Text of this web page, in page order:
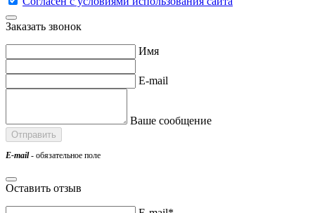
Заказать звонок
Имя
E-mail
Ваше сообщение
E-mail- обязательное поле
Оставить отзыв